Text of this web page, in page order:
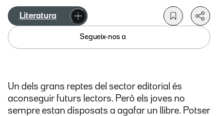
Literatura
Segueix-nos a
Un dels grans reptes del sector editorial és
aconseguir futurs lectors. Però els joves no
sempre estan disposats a agafar un llibre. Potser